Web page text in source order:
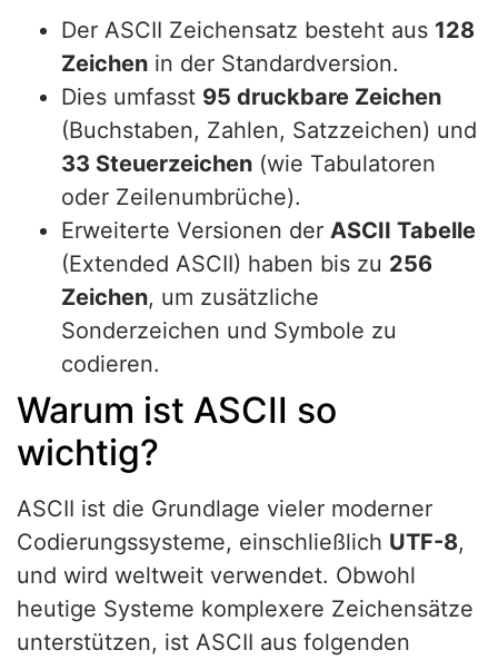
Der ASCII Zeichensatz besteht aus 128
Zeichen in der Standardversion.
Dies umfasst 95 druckbare Zeichen
(Buchstaben, Zahlen, Satzzeichen) und
33 Steuerzeichen (wie Tabulatoren
oder Zeilenumbrüche).
Erweiterte Versionen der ASCII Tabelle
(Extended ASCII) haben bis zu 256
Zeichen, um zusätzliche
Sonderzeichen und Symbole zu
codieren.
Warum ist ASCII so
wichtig?
ASCII ist die Grundlage vieler moderner
Codierungssysteme, einschließlich UTF-8,
und wird weltweit verwendet. Obwohl
heutige Systeme komplexere Zeichensätze
unterstützen, ist ASCII aus folgenden